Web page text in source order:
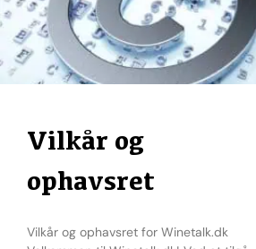
Vilkår og
ophavsret
Vilkår og ophavsret for Winetalk.dk